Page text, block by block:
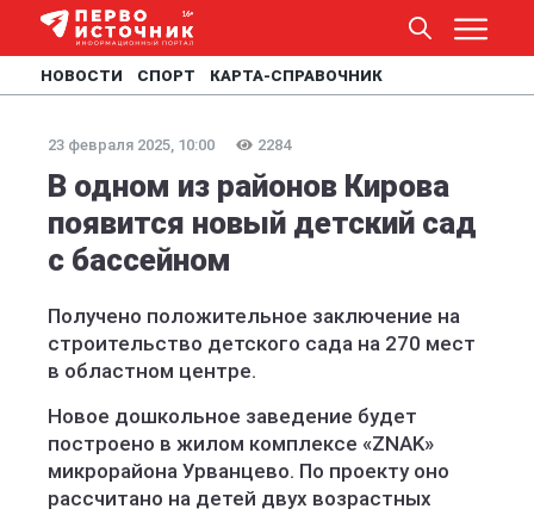
НОВОСТИ СПОРТ КАРТА-СПРАВОЧНИК
23 февраля 2025, 10:00 2284
В одном из районов Кирова
появится новый детский сад
с бассейном
Получено положительное заключение на
строительство детского сада на 270 мест
в областном центре.
Новое дошкольное заведение будет
построено в жилом комплексе «ZNAK»
микрорайона Урванцево. По проекту оно
рассчитано на детей двух возрастных